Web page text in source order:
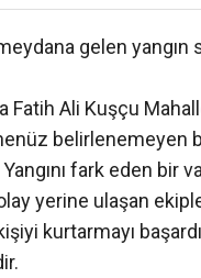
gelen
Fatih Ali Kuşçu
belirlenemeyen
Yangını fark eden
yerine ulaşan
kurtarmayı